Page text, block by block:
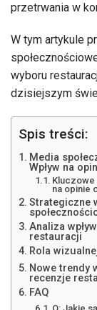
przetrwania w
W tym artykule
wyboru
dzisiejszym
Spis treści:
Media
Wpływ na
Kluczowe
na opinie
Strategiczne
Analiza
restauracji
Rola
Nowe trendy
recenzje
FAQ